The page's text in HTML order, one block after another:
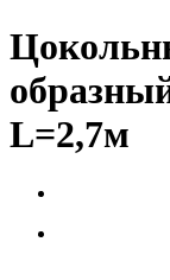
L=2,7м